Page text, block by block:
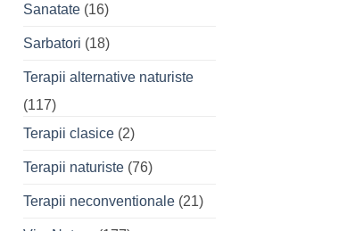
Sanatate(16)
Sarbatori (18)
Terapii alternative naturiste
(117)
Terapii clasice(2)
Terapii naturiste(76)
Terapii neconventionale(21)